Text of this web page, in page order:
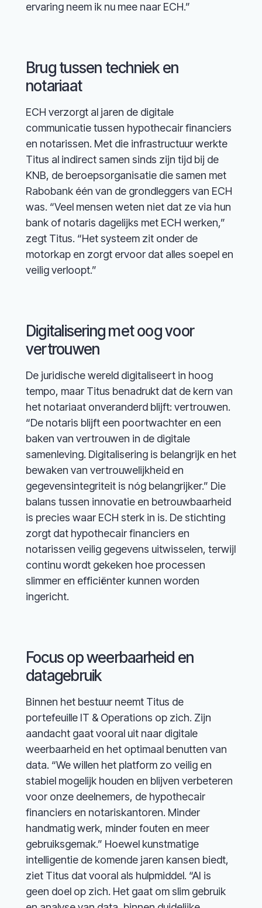
ervaring neem ik nu mee naar ECH.”
Brug tussen techniek en
notariaat
ECH verzorgt al jaren de digitale
communicatie tussen hypothecair financiers
en notarissen. Met die infrastructuur werkte
Titus al indirect samen sinds zijn tijd bij de
KNB, de beroepsorganisatie die samen met
Rabobank één van de grondleggers van ECH
was. “Veel mensen weten niet dat ze via hun
bank of notaris dagelijks met ECH werken,”
zegt Titus. “Het systeem zit onder de
motorkap en zorgt ervoor dat alles soepel en
veilig verloopt.”
Digitalisering met oog voor
vertrouwen
De juridische wereld digitaliseert in hoog
tempo, maar Titus benadrukt dat de kern van
het notariaat onveranderd blijft: vertrouwen.
“De notaris blijft een poortwachter en een
baken van vertrouwen in de digitale
samenleving. Digitalisering is belangrijk en het
bewaken van vertrouwelijkheid en
gegevensintegriteit is nóg belangrijker.” Die
balans tussen innovatie en betrouwbaarheid
is precies waar ECH sterk in is. De stichting
zorgt dat hypothecair financiers en
notarissen veilig gegevens uitwisselen, terwijl
continu wordt gekeken hoe processen
slimmer en efficiënter kunnen worden
ingericht.
Focus op weerbaarheid en
datagebruik
Binnen het bestuur neemt Titus de
portefeuille IT & Operations op zich. Zijn
aandacht gaat vooral uit naar digitale
weerbaarheid en het optimaal benutten van
data. “We willen het platform zo veilig en
stabiel mogelijk houden en blijven verbeteren
voor onze deelnemers, de hypothecair
financiers en notariskantoren. Minder
handmatig werk, minder fouten en meer
gebruiksgemak.” Hoewel kunstmatige
intelligentie de komende jaren kansen biedt,
ziet Titus dat vooral als hulpmiddel. “AI is
geen doel op zich. Het gaat om slim gebruik